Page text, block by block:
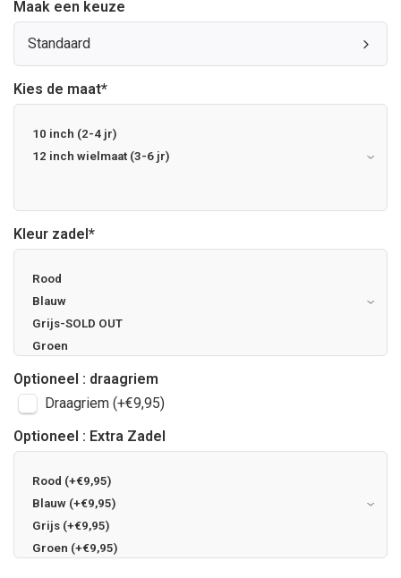
Maak een keuze
Standaard
Kies de maat*
Kleur zadel*
Optioneel : draagriem
Draagriem (+€9,95)
Optioneel : Extra Zadel